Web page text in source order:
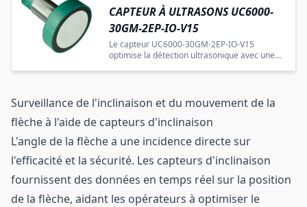
CAPTEUR À ULTRASONS UC6000-
30GM-2EP-IO-V15
Le capteur UC6000-30GM-2EP-IO-V15
optimise la détection ultrasonique avec une
Surveillance de l'inclinaison et du mouvement de la
flèche à l'aide de capteurs d'inclinaison
L'angle de la flèche a une incidence directe sur
l'efficacité et la sécurité. Les capteurs d'inclinaison
fournissent des données en temps réel sur la position
de la flèche, aidant les opérateurs à optimiser le